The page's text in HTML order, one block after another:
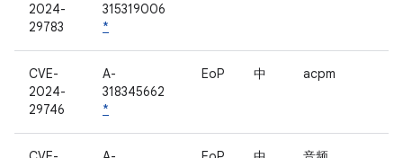
2024-
29783
315319006
*
CVE-
2024-
29746
A-
318345662
*
EoP 中 acpm